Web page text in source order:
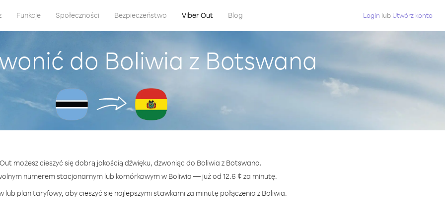
Funkcje Społeczności Bezpieczeństwo Viber Out Blog Login lub Utwórz konto
do Boliwia z Botswana
możesz cieszyć się dobrą jakością dźwięku, dzwoniąc do Boliwia z Botswana.
numerem stacjonarnym lub komórkowym w Boliwia — już od 12.6 ¢ za minutę.
lub plan taryfowy, aby cieszyć się najlepszymi stawkami za minutę połączenia z Boliwia.